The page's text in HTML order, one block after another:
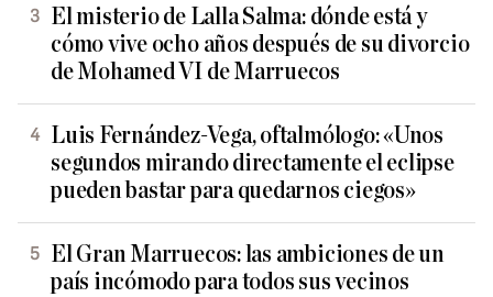
El misterio de Lalla Salma: dónde está y
cómo vive ocho años después de su divorcio
de Mohamed VI de Marruecos
Luis Fernández-Vega, oftalmólogo: «Unos
segundos mirando directamente el eclipse
pueden bastar para quedarnos ciegos»
El Gran Marruecos: las ambiciones de un
país incómodo para todos sus vecinos